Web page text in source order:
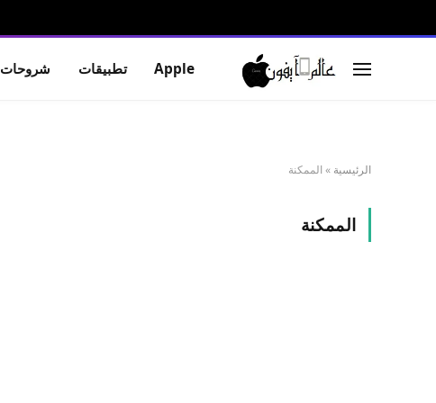
Apple تطبيقات شروحات
الرئيسية » الممكنة
الممكنة